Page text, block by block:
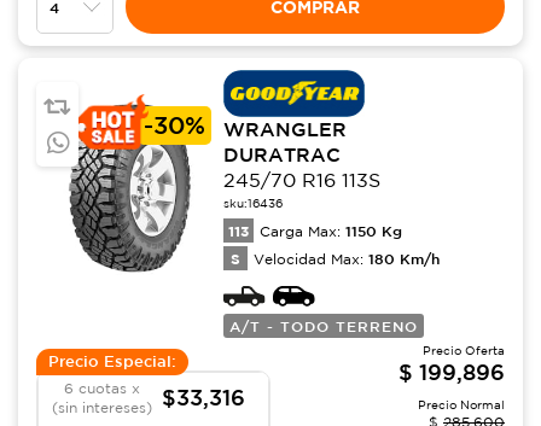
COMPRAR
-30%
WRANGLER
DURATRAC
245/70 R16 113S
sku:16436
113 Carga Max: 1150 Kg
S Velocidad Max: 180 Km/h
A/T - TODO TERRENO
Precio Especial:
6 cuotas x
(sin intereses)
$33,316
Precio Oferta
$ 199,896
Precio Normal
$ 285,600